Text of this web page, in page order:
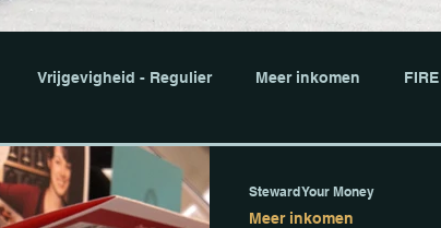
Vrijgevigheid - Regulier Meer inkomen
Budgetteren
Meer inkomen
Steward Your Money